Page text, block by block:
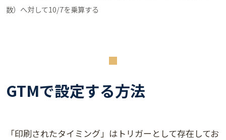
数）へ対して10/7を乗算する
GTMで設定する方法
「印刷されたタイミング」はトリガーとして存在してお